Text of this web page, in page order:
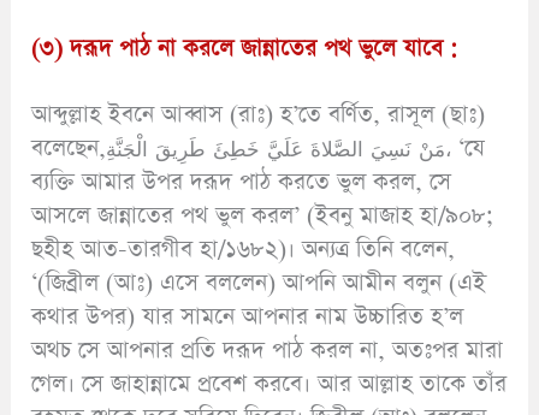
(৩) দরূদ পাঠ না করলে জান্নাতের পথ ভুলে যাবে :
আব্দুল্লাহ ইবনে আব্বাস (রাঃ) হ’তে বর্ণিত, রাসূল (ছাঃ)
বলেছেন,مَنْ نَسِيَ الصَّلاةَ عَلَيَّ خَطِئَ طَرِيقَ الْجَنَّةِ، ‘যে
ব্যক্তি আমার উপর দরূদ পাঠ করতে ভুল করল, সে
আসলে জান্নাতের পথ ভুল করল’ (ইবনু মাজাহ হা/৯০৮;
ছহীহ আত-তারগীব হা/১৬৮২)। অন্যত্র তিনি বলেন,
‘(জিব্রীল (আঃ) এসে বললেন) আপনি আমীন বলুন (এই
কথার উপর) যার সামনে আপনার নাম উচ্চারিত হ’ল
অথচ সে আপনার প্রতি দরূদ পাঠ করল না, অতঃপর মারা
গেল। সে জাহান্নামে প্রবেশ করবে। আর আল্লাহ তাকে তাঁর